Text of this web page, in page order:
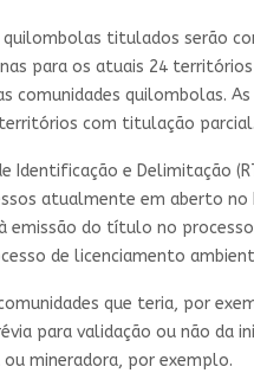
titulados serão
para os atuais 24
comunidades quilombolas.
com titulação parcial.
e Delimitação
atualmente em aberto
emissão do título no
de licenciamento
que teria, por
para validação ou não da
mineradora, por exemplo.